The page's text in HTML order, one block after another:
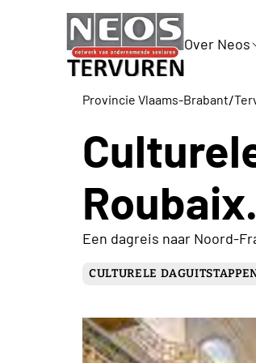
Over Neos
Provincie Vlaams-Brabant/
Roubaix.
Een dagreis naar Noord-
CULTURELE